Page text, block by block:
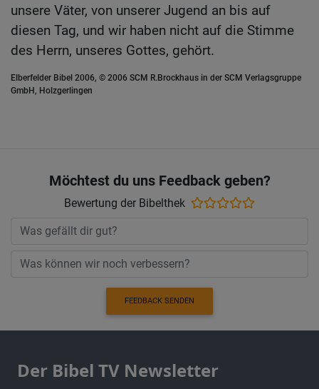
unsere Väter, von unserer Jugend an bis auf
diesen Tag, und wir haben nicht auf die Stimme
des Herrn, unseres Gottes, gehört.
Elberfelder Bibel 2006, © 2006 SCM R.Brockhaus in der SCM Verlagsgruppe
GmbH, Holzgerlingen
Möchtest du uns Feedback geben?
Bewertung der Bibelthek
FEEDBACK SENDEN
Der Bibel TV Newsletter